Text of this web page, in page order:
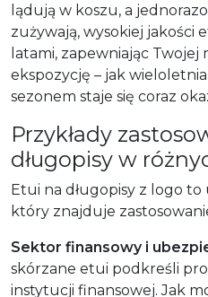
lądują w koszu, a
zużywają, wysokiej jakości
latami, zapewniając Twojej
ekspozycję – jak
sezonem staje się coraz
Przykłady
długopisy w
Etui na długopisy z logo
który znajduje
Sektor finansowy i
skórzane etui podkreśli
instytucji finansowej. Jak